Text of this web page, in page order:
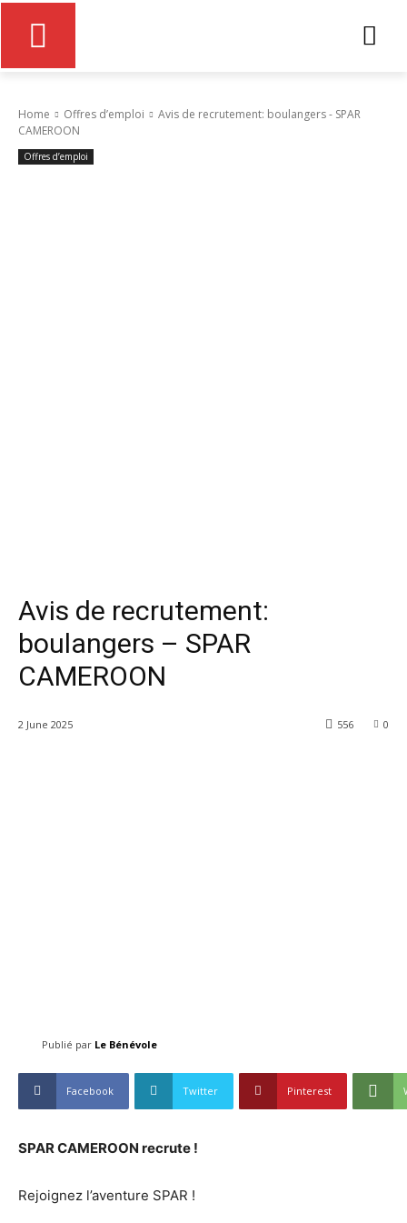
Home Offres d’emploi
Avis de recrutement: boulangers - SPAR
CAMEROON
Offres d’emploi
Avis de recrutement:
boulangers – SPAR
CAMEROON
2 June 2025 0
556
Publié par Le Bénévole
Facebook Twitter Pinterest
SPAR CAMEROON recrute !
Rejoignez l’aventure SPAR !